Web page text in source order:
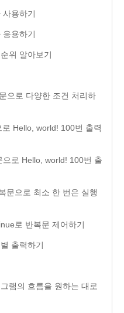
용하기
용하기
위 알아보기
으로 다양한 조건 처리하
Hello, world! 100번 출력
로 Hello, world! 100번 출
문으로 최소 한 번은 실행
로 반복문 제어하기
출력하기
램의 흐름을 원하는 대로